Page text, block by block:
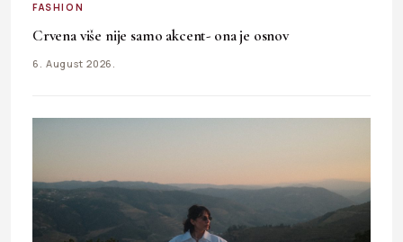
FASHION
Crvena više nije samo akcent- ona je osnov
6. August 2026.